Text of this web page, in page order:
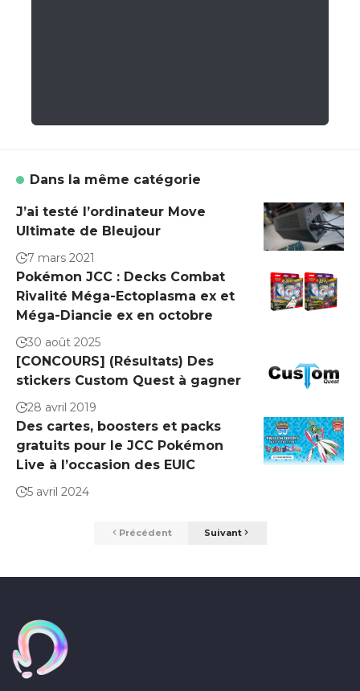
Dans la même catégorie
J’ai testé l’ordinateur Move
Ultimate de Bleujour
7 mars 2021
Pokémon JCC : Decks Combat
Rivalité Méga-Ectoplasma ex et
Méga-Diancie ex en octobre
30 août 2025
[CONCOURS] (Résultats) Des
stickers Custom Quest à gagner
28 avril 2019
Des cartes, boosters et packs
gratuits pour le JCC Pokémon
Live à l’occasion des EUIC
5 avril 2024
Précédent Suivant